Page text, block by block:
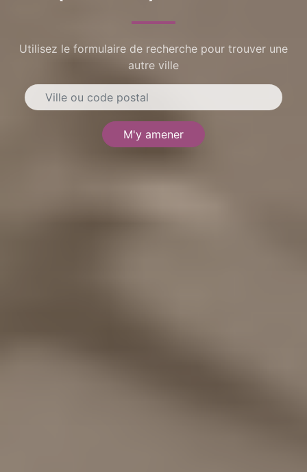
Utilisez le formulaire de recherche pour trouver une
autre ville
M'y amener